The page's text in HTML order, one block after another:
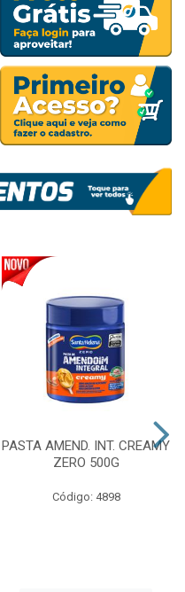
PASTA AMEND. INT. CREAMY
ZERO 500G
Código: 4898